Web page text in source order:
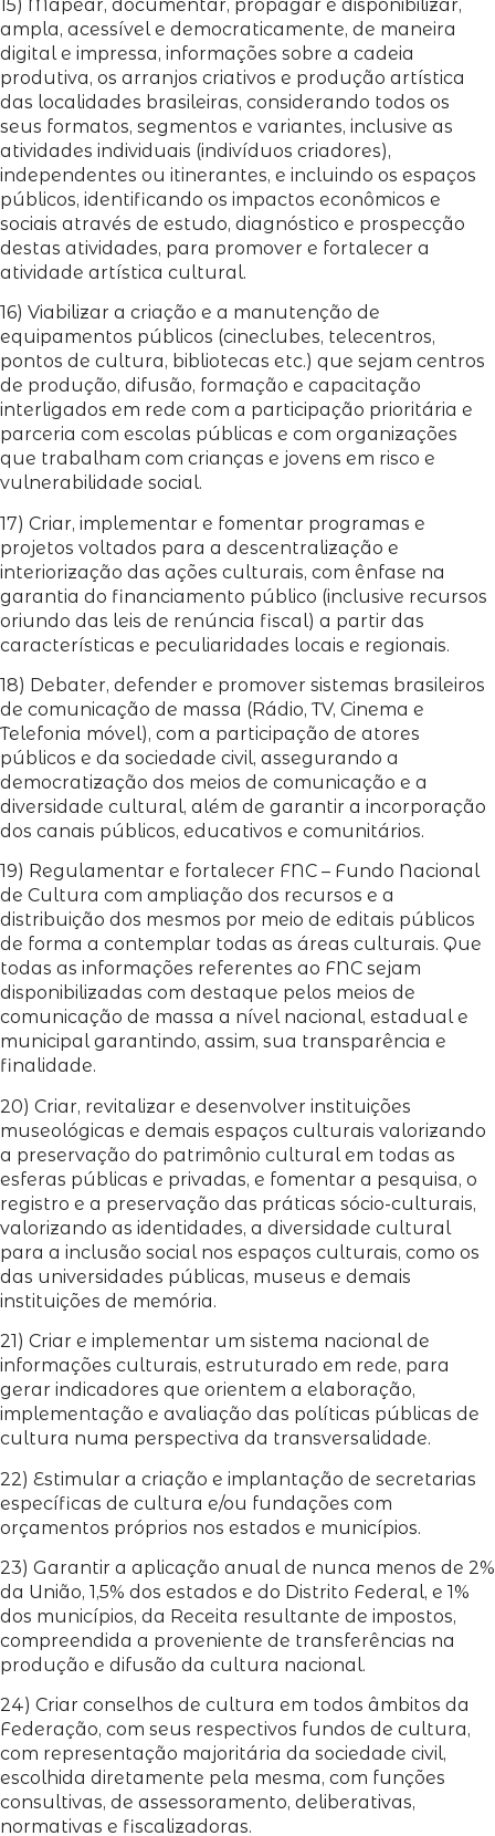
15) Mapear, documentar, propagar e disponibilizar,
ampla, acessível e democraticamente, de maneira
digital e impressa, informações sobre a cadeia
produtiva, os arranjos criativos e produção artística
das localidades brasileiras, considerando todos os
seus formatos, segmentos e variantes, inclusive as
atividades individuais (indivíduos criadores),
independentes ou itinerantes, e incluindo os espaços
públicos, identificando os impactos econômicos e
sociais através de estudo, diagnóstico e prospecção
destas atividades, para promover e fortalecer a
atividade artística cultural.
16) Viabilizar a criação e a manutenção de
equipamentos públicos (cineclubes, telecentros,
pontos de cultura, bibliotecas etc.) que sejam centros
de produção, difusão, formação e capacitação
interligados em rede com a participação prioritária e
parceria com escolas públicas e com organizações
que trabalham com crianças e jovens em risco e
vulnerabilidade social.
17) Criar, implementar e fomentar programas e
projetos voltados para a descentralização e
interiorização das ações culturais, com ênfase na
garantia do financiamento público (inclusive recursos
oriundo das leis de renúncia fiscal) a partir das
características e peculiaridades locais e regionais.
18) Debater, defender e promover sistemas brasileiros
de comunicação de massa (Rádio, TV, Cinema e
Telefonia móvel), com a participação de atores
públicos e da sociedade civil, assegurando a
democratização dos meios de comunicação e a
diversidade cultural, além de garantir a incorporação
dos canais públicos, educativos e comunitários.
19) Regulamentar e fortalecer FNC – Fundo Nacional
de Cultura com ampliação dos recursos e a
distribuição dos mesmos por meio de editais públicos
de forma a contemplar todas as áreas culturais. Que
todas as informações referentes ao FNC sejam
disponibilizadas com destaque pelos meios de
comunicação de massa a nível nacional, estadual e
municipal garantindo, assim, sua transparência e
finalidade.
20) Criar, revitalizar e desenvolver instituições
museológicas e demais espaços culturais valorizando
a preservação do patrimônio cultural em todas as
esferas públicas e privadas, e fomentar a pesquisa, o
registro e a preservação das práticas sócio-culturais,
valorizando as identidades, a diversidade cultural
para a inclusão social nos espaços culturais, como os
das universidades públicas, museus e demais
instituições de memória.
21) Criar e implementar um sistema nacional de
informações culturais, estruturado em rede, para
gerar indicadores que orientem a elaboração,
implementação e avaliação das políticas públicas de
cultura numa perspectiva da transversalidade.
22) Estimular a criação e implantação de secretarias
específicas de cultura e/ou fundações com
orçamentos próprios nos estados e municípios.
23) Garantir a aplicação anual de nunca menos de 2%
da União, 1,5% dos estados e do Distrito Federal, e 1%
dos municípios, da Receita resultante de impostos,
compreendida a proveniente de transferências na
produção e difusão da cultura nacional.
24) Criar conselhos de cultura em todos âmbitos da
Federação, com seus respectivos fundos de cultura,
com representação majoritária da sociedade civil,
escolhida diretamente pela mesma, com funções
consultivas, de assessoramento, deliberativas,
normativas e fiscalizadoras.